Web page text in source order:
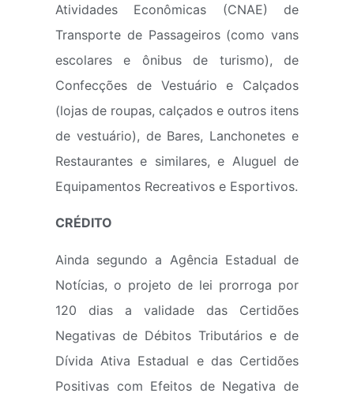
Atividades Econômicas (CNAE) de
Transporte de Passageiros (como vans
escolares e ônibus de turismo), de
Confecções de Vestuário e Calçados
(lojas de roupas, calçados e outros itens
de vestuário), de Bares, Lanchonetes e
Restaurantes e similares, e Aluguel de
Equipamentos Recreativos e Esportivos.
CRÉDITO
Ainda segundo a Agência Estadual de
Notícias, o projeto de lei prorroga por
120 dias a validade das Certidões
Negativas de Débitos Tributários e de
Dívida Ativa Estadual e das Certidões
Positivas com Efeitos de Negativa de